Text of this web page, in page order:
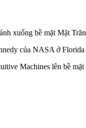
xuống bề mặt Mặt
của NASA ở Florida
Machines lên bề